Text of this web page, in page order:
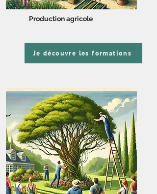
Production agricole
Je découvre les formations